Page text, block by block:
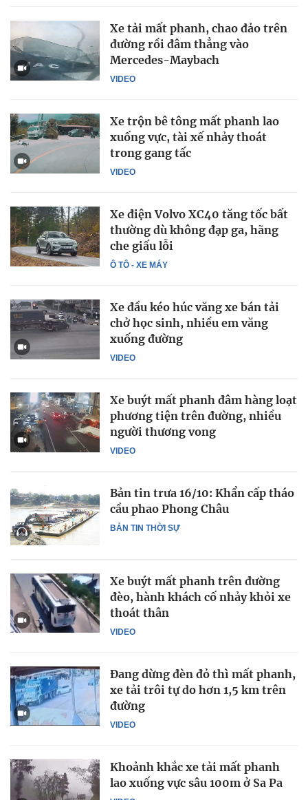
VIDEO
Xe tải mất phanh, chao đảo trên
đường rồi đâm thẳng vào
Mercedes-Maybach
VIDEO
Xe trộn bê tông mất phanh lao
xuống vực, tài xế nhảy thoát
trong gang tấc
Ô TÔ - XE MÁY
Xe điện Volvo XC40 tăng tốc bất
thường dù không đạp ga, hãng
che giấu lỗi
VIDEO
Xe đầu kéo húc văng xe bán tải
chở học sinh, nhiều em văng
xuống đường
VIDEO
Xe buýt mất phanh đâm hàng loạt
phương tiện trên đường, nhiều
người thương vong
BẢN TIN THỜI SỰ
Bản tin trưa 16/10: Khẩn cấp tháo
cầu phao Phong Châu
VIDEO
Xe buýt mất phanh trên đường
đèo, hành khách cố nhảy khỏi xe
thoát thân
VIDEO
Đang dừng đèn đỏ thì mất phanh,
xe tải trôi tự do hơn 1,5 km trên
đường
Khoảnh khắc xe tải mất phanh
lao xuống vực sâu 100m ở Sa Pa